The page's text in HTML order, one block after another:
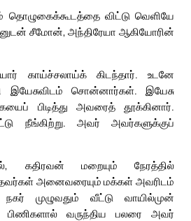
தொழுகைக்கூடத்தை விட்டு வெளியே
சீமோன், அந்திரேயா ஆகியோரின்
காய்ச்சலாய்க் கிடந்தார். உடனே
சொன்னார்கள். இயேசு
பிடித்து அவரைத் தூக்கினார்.
நீங்கிற்று. அவர் அவர்களுக்குப்
கதிரவன் மறையும் நேரத்தில்
அனைவரையும் மக்கள் அவரிடம்
முழுவதும் வீட்டு வாயில்முன்
பிணிகளால் வருந்திய பலரை அவர்